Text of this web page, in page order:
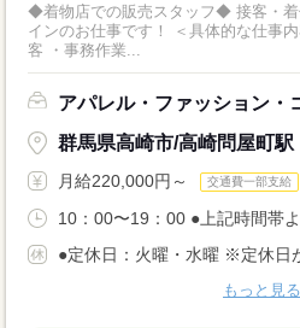
◆着物店での販売スタッフ◆ 接客・着付け・その他事務作業等が メ
インのお仕事です！ ＜具体的な仕事内容＞ ・お客様へのご案内 ・接
客 ・事務作業...
アパレル・ファッション・
群馬県高崎市/高崎問屋町駅
月給220,000円～ 交通費一部支給
10：00〜19：00 ●上記時間帯
●定休日：火曜・水曜 ※定休日
もっと見る